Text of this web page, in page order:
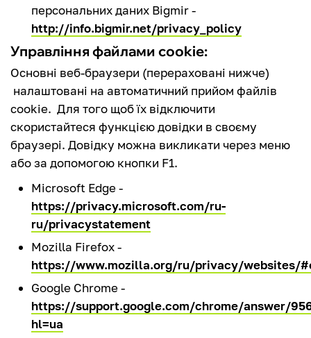
персональних даних Bigmir -
http://info.bigmir.net/privacy_policy
Управління файлами cookie:
Основні веб-браузери (перераховані нижче)
налаштовані на автоматичний прийом файлів
cookie. Для того щоб їх відключити
скористайтеся функцією довідки в своєму
браузері. Довідку можна викликати через меню
або за допомогою кнопки F1.
Microsoft Edge -
https://privacy.microsoft.com/ru-
ru/privacystatement
Mozilla Firefox -
https://www.mozilla.org/ru/privacy/websites/
Google Chrome -
https://support.google.com/chrome/answer/
hl=ua